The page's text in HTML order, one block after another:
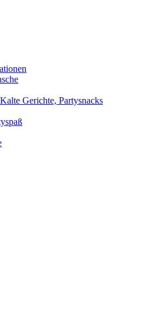
Gerichte, Partysnacks